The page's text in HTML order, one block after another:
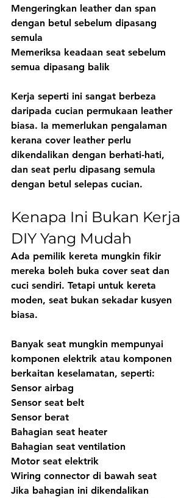
Mengeringkan leather dan span
dengan betul sebelum dipasang
semula
Memeriksa keadaan seat sebelum
semua dipasang balik
Kerja seperti ini sangat berbeza
daripada cucian permukaan leather
biasa. Ia memerlukan pengalaman
kerana cover leather perlu
dikendalikan dengan berhati-hati,
dan seat perlu dipasang semula
dengan betul selepas cucian.
Kenapa Ini Bukan Kerja
DIY Yang Mudah
Ada pemilik kereta mungkin fikir
mereka boleh buka cover seat dan
cuci sendiri. Tetapi untuk kereta
moden, seat bukan sekadar kusyen
biasa.
Banyak seat mungkin mempunyai
komponen elektrik atau komponen
berkaitan keselamatan, seperti:
Sensor airbag
Sensor seat belt
Sensor berat
Bahagian seat heater
Bahagian seat ventilation
Motor seat elektrik
Wiring connector di bawah seat
Jika bahagian ini dikendalikan